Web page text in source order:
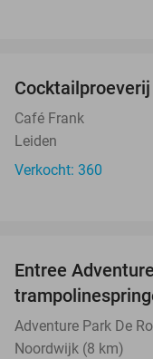
Café Frank
Leiden
Verkocht: 360
Entree
Adventure Park De
Noordwijk (8 km)